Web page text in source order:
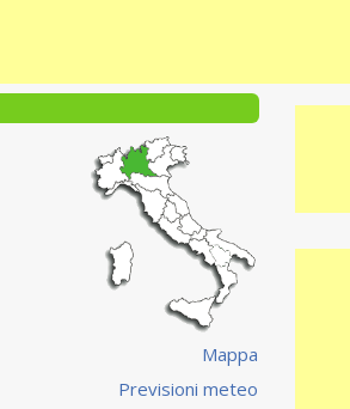
Mappa
Previsioni meteo